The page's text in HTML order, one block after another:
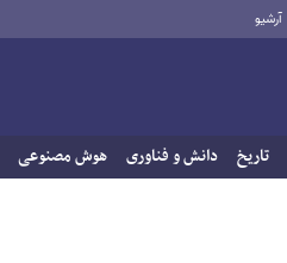
آرشیو
تاریخ دانش و فناوری هوش مصنوعی